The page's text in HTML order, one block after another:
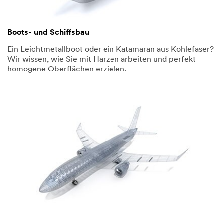
Boots- und Schiffsbau
Ein Leichtmetallboot oder ein Katamaran aus Kohlefaser?
Wir wissen, wie Sie mit Harzen arbeiten und perfekt
homogene Oberflächen erzielen.